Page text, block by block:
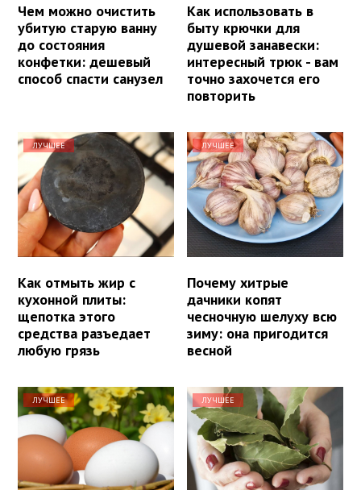
Чем можно очистить
убитую старую ванну
до состояния
конфетки: дешевый
способ спасти санузел
Как использовать в
быту крючки для
душевой занавески:
интересный трюк - вам
точно захочется его
повторить
ЛУЧШЕЕ
Как отмыть жир с
кухонной плиты:
щепотка этого
средства разъедает
любую грязь
ЛУЧШЕЕ
Почему хитрые
дачники копят
чесночную шелуху всю
зиму: она пригодится
весной
ЛУЧШЕЕ ЛУЧШЕЕ